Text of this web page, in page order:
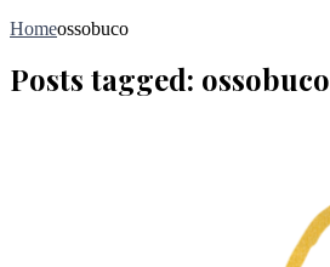
Homeossobuco
Posts tagged: ossobuco